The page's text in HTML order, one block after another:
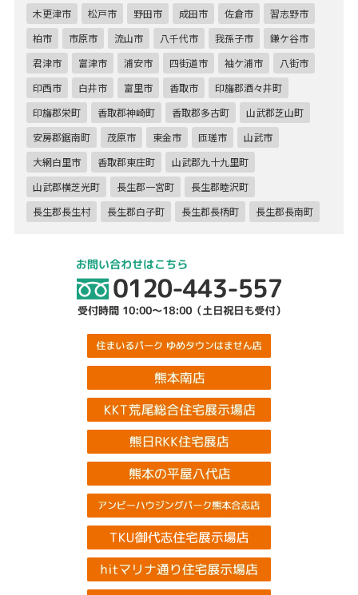
木更津市
松戸市 野田市 成田市 佐倉市
習志野市
柏市
市原市 流山市 八千代市 我孫子市
鎌ケ谷市
君津市
富津市 浦安市 四街道市 袖ケ浦市
八街市
印西市
白井市 富里市 香取市
印旛郡酒々井町
印旛郡栄町
香取郡神崎町 香取郡多古町
山武郡芝山町
安房郡鋸南町
茂原市 東金市 匝瑳市
山武市
大網白里市
香取郡東庄町
山武郡九十九里町
山武郡横芝光町
長生郡一宮町
長生郡睦沢町
長生郡長生村
長生郡白子町 長生郡長柄町 長生郡長南町